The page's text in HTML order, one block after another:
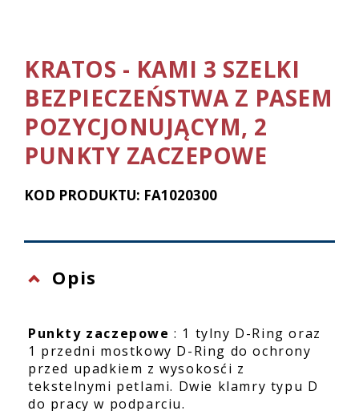
KRATOS - KAMI 3 SZELKI
BEZPIECZEŃSTWA Z PASEM
POZYCJONUJĄCYM, 2
PUNKTY ZACZEPOWE
KOD PRODUKTU: FA1020300
Opis
Punkty zaczepowe : 1 tylny D-Ring oraz
1 przedni mostkowy D-Ring do ochrony
przed upadkiem z wysokosći z
tekstelnymi petlami. Dwie klamry typu D
do pracy w podparciu.